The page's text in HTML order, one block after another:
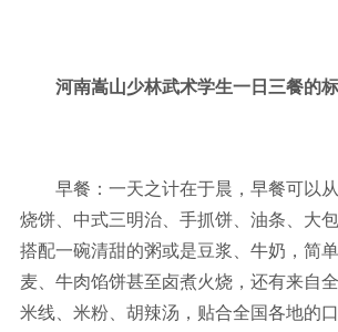
河南嵩山少林武术学生一日三餐的标
早餐：一天之计在于晨，早餐可以从
烧饼、中式三明治、手抓饼、油条、大
搭配一碗清甜的粥或是豆浆、牛奶，简
麦、牛肉馅饼甚至卤煮火烧，还有来自全
米线、米粉、胡辣汤，贴合全国各地的